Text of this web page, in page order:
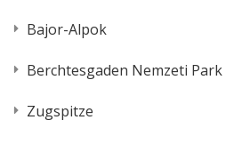
Bajor-Alpok
Berchtesgaden Nemzeti Park
Zugspitze